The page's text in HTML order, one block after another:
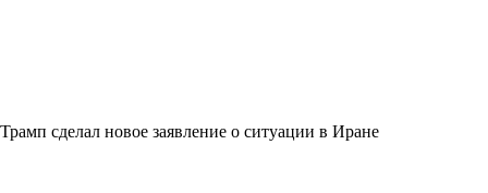
Трамп сделал новое заявление о ситуации в Иране